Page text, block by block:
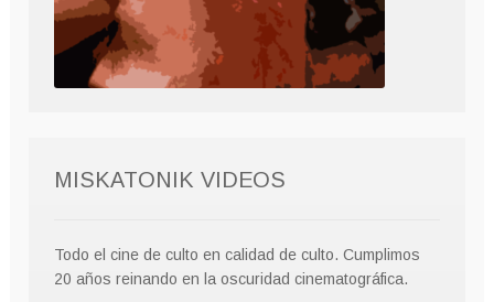
MISKATONIK VIDEOS
Todo el cine de culto en calidad de culto. Cumplimos
20 años reinando en la oscuridad cinematográfica.